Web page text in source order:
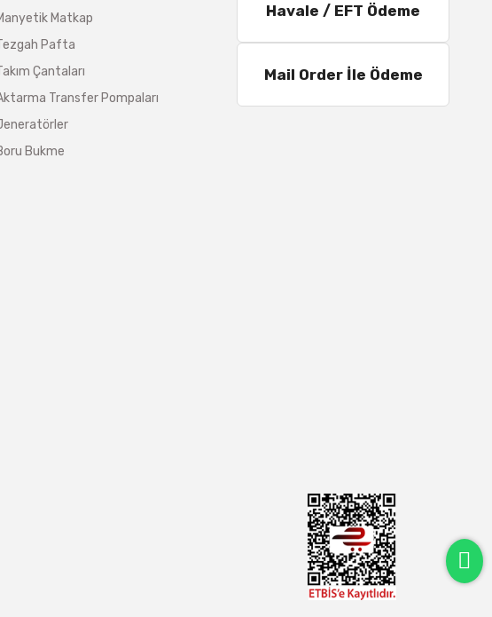
Matkap
Pafta
Çantaları
Transfer Pompaları
Bukme
Havale / EFT Ödeme
Mail Order İle Ödeme